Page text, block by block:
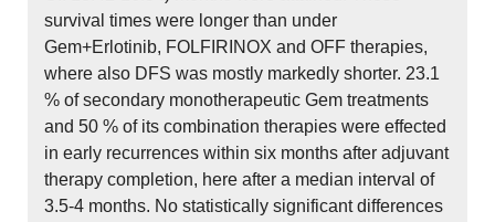
survival times were longer than under
Gem+Erlotinib, FOLFIRINOX and OFF therapies,
where also DFS was mostly markedly shorter. 23.1
% of secondary monotherapeutic Gem treatments
and 50 % of its combination therapies were effected
in early recurrences within six months after adjuvant
therapy completion, here after a median interval of
3.5-4 months. No statistically significant differences